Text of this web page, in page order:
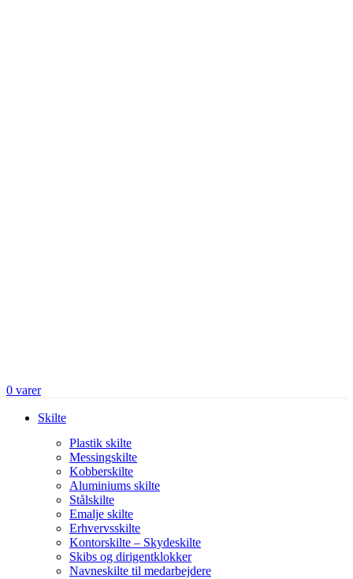
0 varer
Skilte
Plastik skilte
Messingskilte
Kobberskilte
Aluminiums skilte
Stålskilte
Emalje skilte
Erhvervsskilte
Kontorskilte – Skydeskilte
Skibs og dirigentklokker
Navneskilte til medarbejdere